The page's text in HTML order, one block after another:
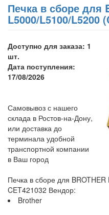
Печка в сборе для
L5000/L5100/L5200
Доступно для заказа: 1
шт.
Дата поступления:
17/08/2026
Самовывоз с нашего
склада в Ростов-на-Дону,
или доставка до
терминала удобной
транспортной компании
в Ваш город
Печка в сборе для
CET421032 Вендор:
Brother